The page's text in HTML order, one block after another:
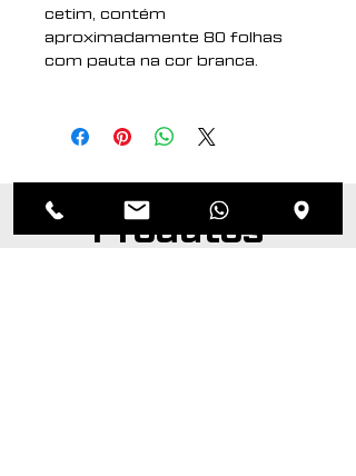
cetim, contém
aproximadamente 80 folhas
com pauta na cor branca.
Largura : 12,5 cm
gravação (CxL): 17 cm x 12 cm
Peso aproximado (g): 170
Produtos